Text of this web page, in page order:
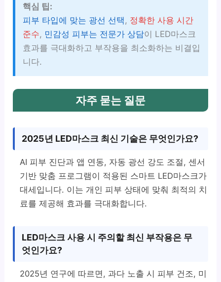
핵심 팁:
피부 타입에 맞는 광선 선택, 정확한 사용 시간
준수, 민감성 피부는 전문가 상담이 LED마스크
효과를 극대화하고 부작용을 최소화하는 비결입
니다.
자주 묻는 질문
2025년 LED마스크 최신 기술은 무엇인가요?
AI 피부 진단과 앱 연동, 자동 광선 강도 조절, 센서
기반 맞춤 프로그램이 적용된 스마트 LED마스크가
대세입니다. 이는 개인 피부 상태에 맞춰 최적의 치
료를 제공해 효과를 극대화합니다.
LED마스크 사용 시 주의할 최신 부작용은 무
엇인가요?
2025년 연구에 따르면, 과다 노출 시 피부 건조, 미